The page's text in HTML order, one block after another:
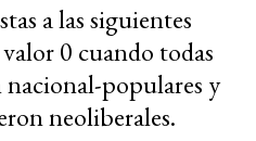
a las siguientes
0 cuando todas
nacional-populares y
neoliberales.